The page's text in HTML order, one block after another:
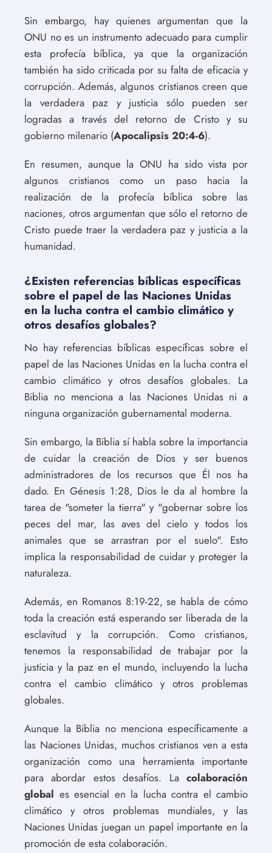
Sin embargo, hay quienes argumentan que la
ONU no es un instrumento adecuado para cumplir
esta profecía bíblica, ya que la organización
también ha sido criticada por su falta de eficacia y
corrupción. Además, algunos cristianos creen que
la verdadera paz y justicia sólo pueden ser
logradas a través del retorno de Cristo y su
gobierno milenario (Apocalipsis 20:4-6).
En resumen, aunque la ONU ha sido vista por
algunos cristianos como un paso hacia la
realización de la profecía bíblica sobre las
naciones, otros argumentan que sólo el retorno de
Cristo puede traer la verdadera paz y justicia a la
humanidad.
¿Existen referencias bíblicas específicas
sobre el papel de las Naciones Unidas
en la lucha contra el cambio climático y
otros desafíos globales?
No hay referencias bíblicas específicas sobre el
papel de las Naciones Unidas en la lucha contra el
cambio climático y otros desafíos globales. La
Biblia no menciona a las Naciones Unidas ni a
ninguna organización gubernamental moderna.
Sin embargo, la Biblia sí habla sobre la importancia
de cuidar la creación de Dios y ser buenos
administradores de los recursos que Él nos ha
dado. En Génesis 1:28, Dios le da al hombre la
tarea de "someter la tierra" y "gobernar sobre los
peces del mar, las aves del cielo y todos los
animales que se arrastran por el suelo". Esto
implica la responsabilidad de cuidar y proteger la
naturaleza.
Además, en Romanos 8:19-22, se habla de cómo
toda la creación está esperando ser liberada de la
esclavitud y la corrupción. Como cristianos,
tenemos la responsabilidad de trabajar por la
justicia y la paz en el mundo, incluyendo la lucha
contra el cambio climático y otros problemas
globales.
Aunque la Biblia no menciona específicamente a
las Naciones Unidas, muchos cristianos ven a esta
organización como una herramienta importante
para abordar estos desafíos. La colaboración
global es esencial en la lucha contra el cambio
climático y otros problemas mundiales, y las
Naciones Unidas juegan un papel importante en la
promoción de esta colaboración.